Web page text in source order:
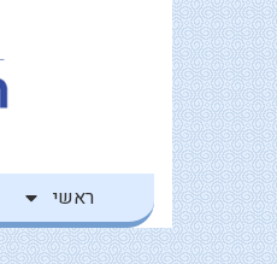
לתוכן
דילוג
לתוכן
ראשי